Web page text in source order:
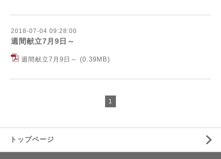
2018-07-04 09:28:00
週間献立7月9日～
週間献立7月9日～ (0.39MB)
1
トップページ